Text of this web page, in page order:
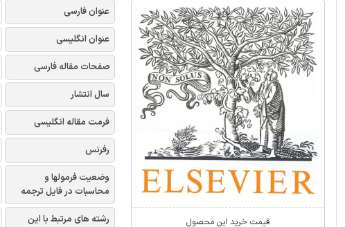
قیمت خرید این محصول
عنوان فارسی
عنوان انگلیسی
صفحات مقاله فارسی
سال انتشار
فرمت مقاله انگلیسی
رفرنس
وضعیت فرمولها و
محاسبات در فایل ترجمه
رشته های مرتبط با این